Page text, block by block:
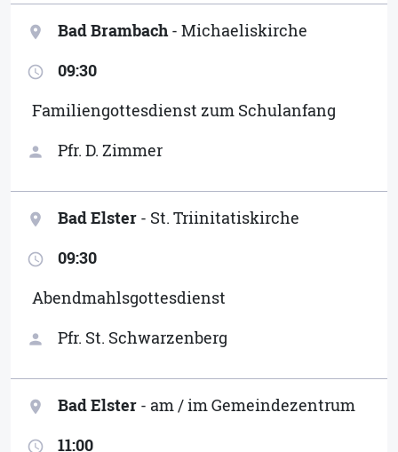
location_on Bad Brambach - Michaeliskirche
access_time
09:30
Familiengottesdienst zum Schulanfang
person Pfr. D. Zimmer
location_on Bad Elster - St. Triinitatiskirche
access_time
09:30
Abendmahlsgottesdienst
person Pfr. St. Schwarzenberg
location_on Bad Elster - am / im Gemeindezentrum
access_time 11:00